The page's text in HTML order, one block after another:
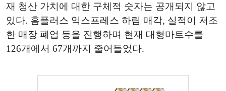
재 청산 가치에 대한 구체적 숫자는 공개되지 않고
있다. 홈플러스 익스프레스 하림 매각, 실적이 저조
한 매장 폐업 등을 진행하며 현재 대형마트수를
126개에서 67개까지 줄어들었다.